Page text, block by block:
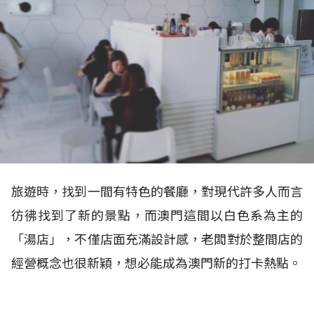
旅遊時，找到一間有特色的餐廳，對現代許多人而言
彷彿找到了新的景點，而澳門這間以白色系為主的
「湯店」，不僅店面充滿設計感，老闆對於整間店的
經營概念也很新穎，想必能成為澳門新的打卡熱點。